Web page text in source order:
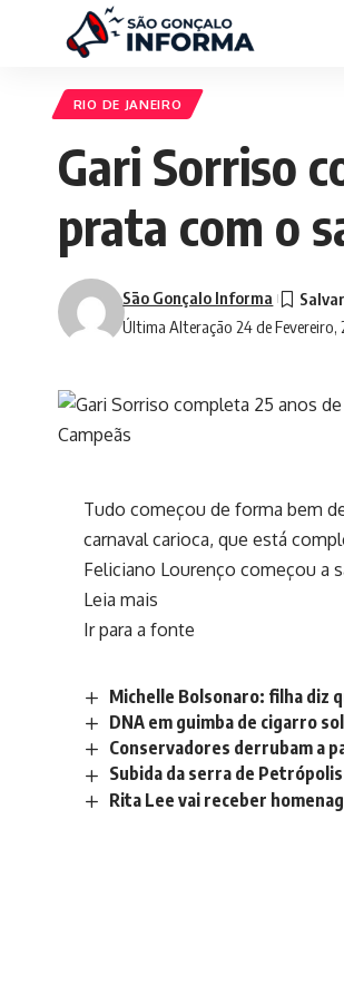
RIO DE JANEIRO
Gari Sorriso
prata com o
Última Alteração 24 de Fevereiro,
São Gonçalo Informa
Tudo começou de forma bem
carnaval carioca, que está
Feliciano Lourenço começou a
Leia mais
Ir para a fonte
Michelle Bolsonaro: filha diz
DNA em guimba de cigarro
Conservadores derrubam a
Subida da serra de
Rita Lee vai receber